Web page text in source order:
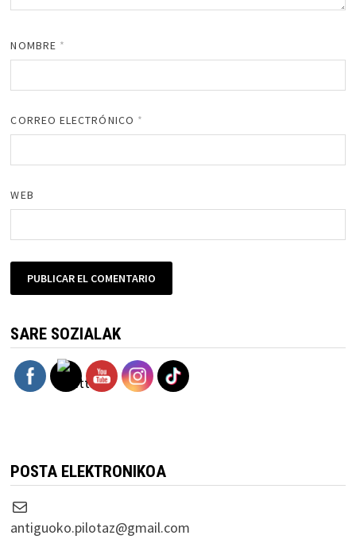
NOMBRE *
CORREO ELECTRÓNICO *
WEB
SARE SOZIALAK
POSTA ELEKTRONIKOA
Correo electrónico
antiguoko.pilotaz@gmail.com